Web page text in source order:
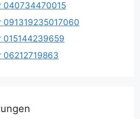
040734470015
091319235017060
015144239659
06212719863